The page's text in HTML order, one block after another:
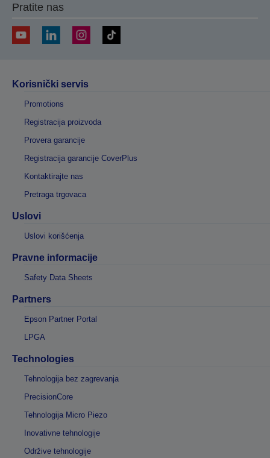
Pratite nas
Korisnički servis
Promotions
Registracija proizvoda
Provera garancije
Registracija garancije CoverPlus
Kontaktirajte nas
Pretraga trgovaca
Uslovi
Uslovi korišćenja
Pravne informacije
Safety Data Sheets
Partners
Epson Partner Portal
LPGA
Technologies
Tehnologija bez zagrevanja
PrecisionCore
Tehnologija Micro Piezo
Inovativne tehnologije
Održive tehnologije